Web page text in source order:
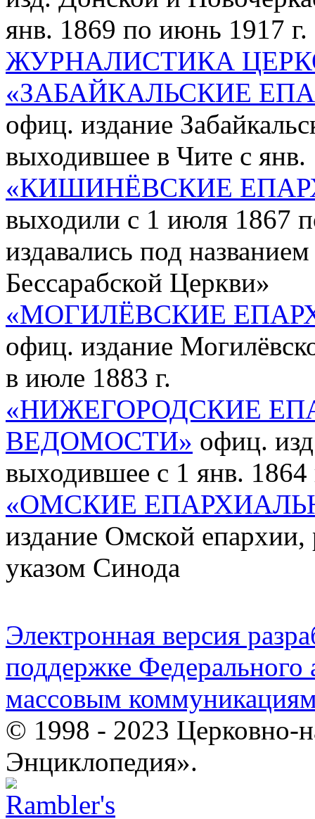
янв. 1869 по июнь 1917 г.
ЖУРНАЛИСТИКА
«ЗАБАЙКАЛЬСКИЕ
офиц. издание
выходившее в Чите с
«КИШИНЁВСКИЕ
выходили с 1 июля 1867
издавались под
Бессарабской Церкви»
«МОГИЛЁВСКИЕ
офиц. издание
в июле 1883 г.
«НИЖЕГОРОДСКИЕ
ВЕДОМОСТИ» офиц.
выходившее c 1 янв. 1864
«ОМСКИЕ
издание Омской епархии,
указом Синода
Электронная версия
поддержке Федерального
массовым
© 1998 - 2023 Церковно-
Энциклопедия».